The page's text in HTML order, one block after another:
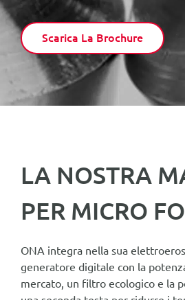
Italiano
Scarica La Brochure
LA NOSTRA
PER MICRO
ONA integra nella sua
generatore digitale con la
mercato, un filtro ecologico e la